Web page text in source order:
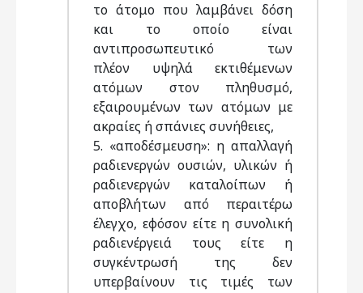
το άτομο που λαμβάνει δόση
και το οποίο είναι
αντιπροσωπευτικό των
πλέον υψηλά εκτιθέμενων
ατόμων στον πληθυσμό,
εξαιρουμένων των ατόμων με
ακραίες ή σπάνιες συνήθειες,
5. «αποδέσμευση»: η απαλλαγή
ραδιενεργών ουσιών, υλικών ή
ραδιενεργών καταλοίπων ή
αποβλήτων από περαιτέρω
έλεγχο, εφόσον είτε η συνολική
ραδιενέργειά τους είτε η
συγκέντρωσή της δεν
υπερβαίνουν τις τιμές των